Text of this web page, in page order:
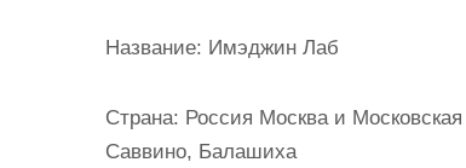
Название: Имэджин Лаб
Страна: Россия Москва и
Саввино, Балашиха